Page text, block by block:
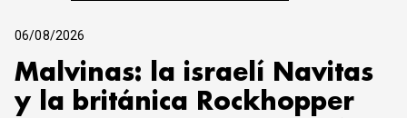
06/08/2026
Malvinas: la israelí Navitas
y la británica Rockhopper